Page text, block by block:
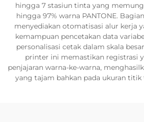
hingga 7 stasiun tinta yang
hingga 97% warna PANTONE.
menyediakan otomatisasi alur kerja
kemampuan pencetakan data
personalisasi cetak dalam skala
printer ini memastikan registrasi
penjajaran warna-ke-warna,
yang tajam bahkan pada ukuran titik